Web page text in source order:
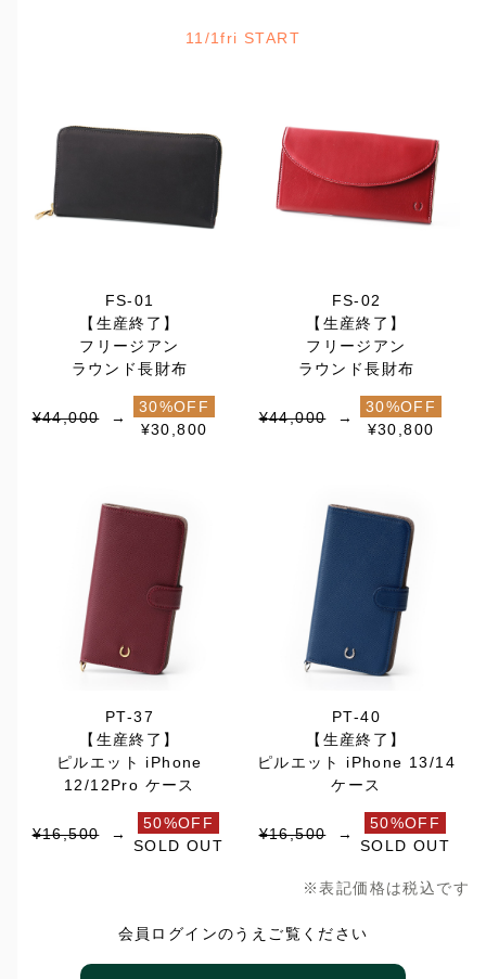
11/1fri START
FS-01
【生産終了】
フリージアン
ラウンド長財布
¥44,000 →
30%OFF
¥30,800
FS-02
【生産終了】
フリージアン
ラウンド長財布
¥44,000 →
30%OFF
¥30,800
PT-37
【生産終了】
ピルエット iPhone
12/12Pro ケース
¥16,500 →
50%OFF
SOLD OUT
PT-40
【生産終了】
ピルエット iPhone 13/14
ケース
¥16,500 →
50%OFF
SOLD OUT
※表記価格は税込です
会員ログインのうえご覧ください